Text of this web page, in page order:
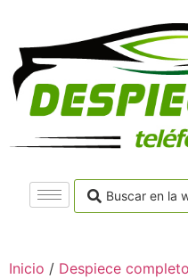
Inicio / Despiece completo